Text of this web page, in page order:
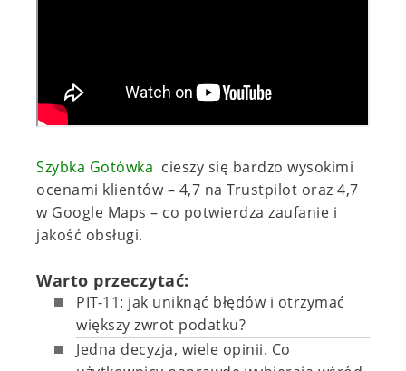
Szybka Gotówka cieszy się bardzo wysokimi
ocenami klientów – 4,7 na Trustpilot oraz 4,7
w Google Maps – co potwierdza zaufanie i
jakość obsługi.
Warto przeczytać:
PIT-11: jak uniknąć błędów i otrzymać
większy zwrot podatku?
Jedna decyzja, wiele opinii. Co